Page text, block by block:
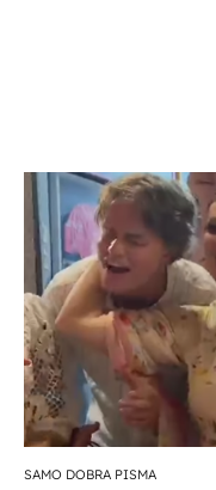
SAMO DOBRA PISMA